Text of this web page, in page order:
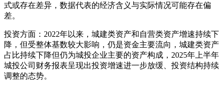
式或存在差异，数据代表的经济含义与实际情况可能存在偏
差。
投资方面：2022年以来，城建类资产和自营类资产增速持续下
降，但受整体基数较大影响，仍是资金主要流向，城建类资产
占比持续下降但仍为城投企业主要的资产构成，2025年上半年
城投公司财务报表呈现出投资增速进一步放缓、投资结构持续
调整的态势。